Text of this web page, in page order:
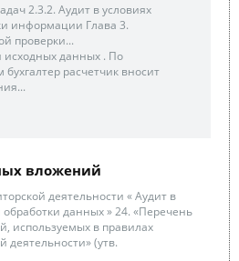
2.3.2. Аудит в условиях
информации Глава 3.
проверки...
исходных данных . По
расчетчик вносит
вложений
деятельности « Аудит в
данных » 24. «Перечень
используемых в правилах
деятельности» (утв.